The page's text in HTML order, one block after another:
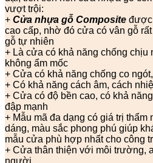
vượt trội:
+ Cửa nhựa gỗ Composite được
cao cấp, nhờ đó cửa có vân gỗ
gỗ tự nhiên
+ Là cửa có khả năng chống chịu
không ẩm mốc
+ Cửa có khả năng chống co
+ Có khả năng cách âm, cách
+ Cửa có độ bền cao, có khả
đập mạnh
+ Mẫu mã đa dạng có giá trị thẩm
dáng, màu sắc phong phú giúp
mẫu cửa phù hợp nhất cho công
+ Cửa thân thiện với môi trường,
người